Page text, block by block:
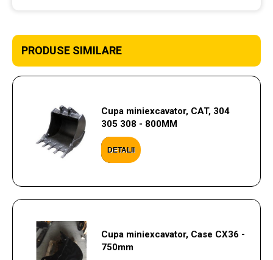
PRODUSE SIMILARE
Cupa miniexcavator, CAT, 304
305 308 - 800MM
DETALII
Cupa miniexcavator, Case CX36 -
750mm